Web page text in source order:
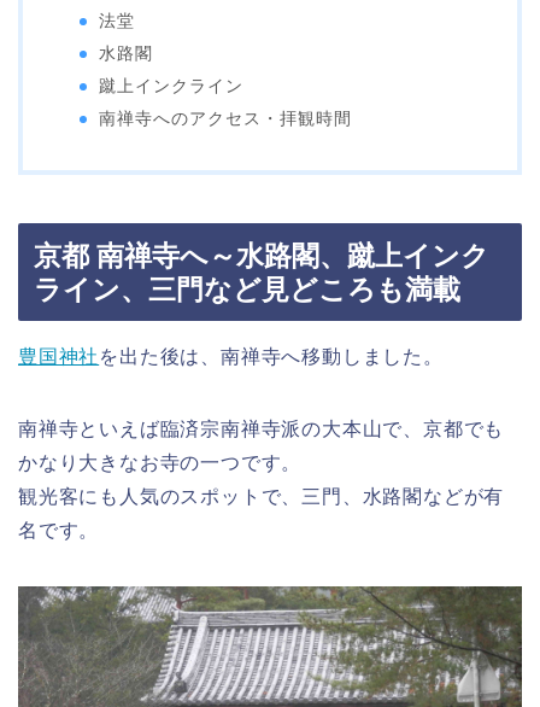
法堂
水路閣
蹴上インクライン
南禅寺へのアクセス・拝観時間
京都 南禅寺へ～水路閣、蹴上インク
ライン、三門など見どころも満載
豊国神社 を出た後は、南禅寺へ移動しました。
南禅寺といえば臨済宗南禅寺派の大本山で、京都でも
かなり大きなお寺の一つです。
観光客にも人気のスポットで、三門、水路閣などが有
名です。